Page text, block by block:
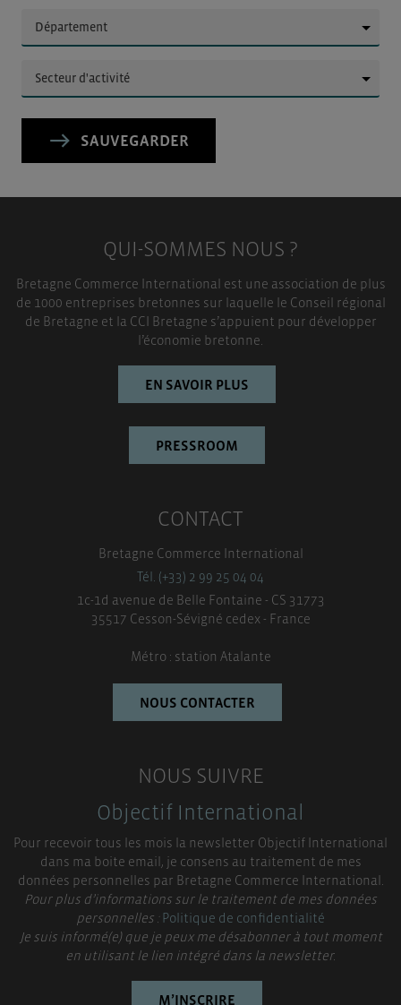
SAUVEGARDER
QUI-SOMMES NOUS ?
Bretagne Commerce International est une association de plus
de 1000 entreprises bretonnes sur laquelle le Conseil régional
de Bretagne et la CCI Bretagne s’appuient pour développer
l’économie bretonne.
EN SAVOIR PLUS
PRESSROOM
CONTACT
Bretagne Commerce International
Tél. (+33) 2 99 25 04 04
1c-1d avenue de Belle Fontaine - CS 31773
35517 Cesson-Sévigné cedex - France
Métro : station Atalante
NOUS CONTACTER
NOUS SUIVRE
Objectif International
Pour recevoir tous les mois la newsletter Objectif International
dans ma boite email, je consens au traitement de mes
données personnelles par Bretagne Commerce International.
Pour plus d’informations sur le traitement de mes données
personnelles :Politique de confidentialité
Je suis informé(e) que je peux me désabonner à tout moment
en utilisant le lien intégré dans la newsletter.
M’INSCRIRE